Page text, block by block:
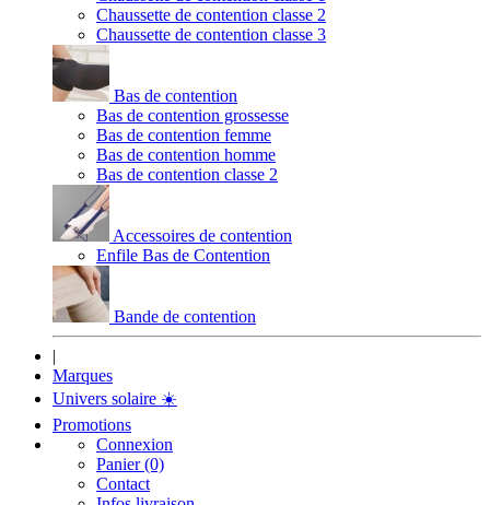
Chaussette de contention classe 2
Chaussette de contention classe 3
Bas de contention
Bas de contention grossesse
Bas de contention femme
Bas de contention homme
Bas de contention classe 2
Accessoires de contention
Enfile Bas de Contention
Bande de contention
|
Marques
Univers solaire ☀️
Promotions
Connexion
Panier (0)
Contact